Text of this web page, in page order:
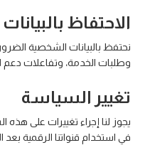
الاحتفاظ بالبيانات
نحتفظ بالبيانات الشخصية
وطلبات الخدمة، وتفاعلات دعم
تغيير السياسة
يجوز لنا إجراء تغييرات على هذه
في استخدام قنواتنا الرقمية بعد